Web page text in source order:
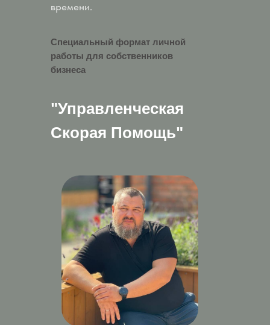
времени.
Специальный формат личной
работы для собственников
бизнеса
"Управленческая
Скорая Помощь"